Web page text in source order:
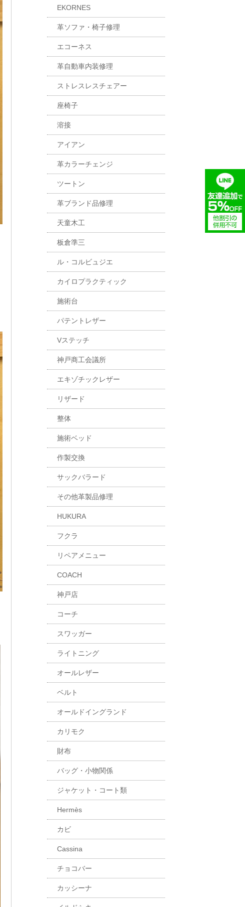
EKORNES
革ソファ・椅子修理
エコーネス
革自動車内装修理
ストレスレスチェアー
座椅子
溶接
アイアン
革カラーチェンジ
ツートン
革ブランド品修理
天童木工
板倉準三
ル・コルビュジエ
カイロプラクティック
施術台
パテントレザー
Vステッチ
神戸商工会議所
エキゾチックレザー
リザード
整体
施術ベッド
作製交換
サックバラード
その他革製品修理
HUKURA
フクラ
リペアメニュー
COACH
神戸店
コーチ
スワッガー
ライトニング
オールレザー
ベルト
オールドイングランド
カリモク
財布
バッグ・小物関係
ジャケット・コート類
Hermès
カビ
Cassina
チョコバー
カッシーナ